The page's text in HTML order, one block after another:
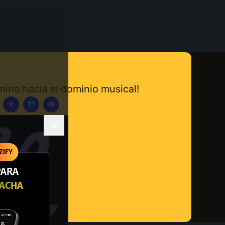
hacia el dominio musical!
X TT IN